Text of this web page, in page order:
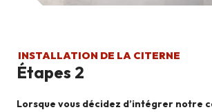
INSTALLATION DE LA CITERNE
Étapes 2
Lorsque vous décidez d’intégrer notre